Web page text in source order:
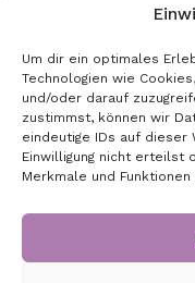
Um dir ein optimales
Technologien wie
und/oder darauf
zustimmst, können wir
eindeutige IDs auf dieser
Einwilligung nicht erteilst
Merkmale und
Content & Social
go-to-
Über uns
Kontakt
Datenschutz